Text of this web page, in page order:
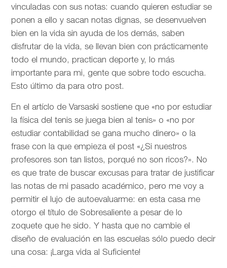
vinculadas con sus notas: cuando quieren estudiar se
ponen a ello y sacan notas dignas, se desenvuelven
bien en la vida sin ayuda de los demás, saben
disfrutar de la vida, se llevan bien con prácticamente
todo el mundo, practican deporte y, lo más
importante para mi, gente que sobre todo escucha.
Esto último da para otro post.
En el artíclo deVarsaski sostiene que «no por estudiar
la física del tenis se juega bien al tenis» o «no por
estudiar contabilidad se gana mucho dinero» o la
frase con la que empieza el post «¿Si nuestros
profesores son tan listos, porqué no son ricos?». No
es que trate de buscar excusas para tratar de justificar
las notas de mi pasado académico, pero me voy a
permitir el lujo de autoevaluarme: en esta casa me
otorgo el título de Sobresaliente a pesar de lo
zoquete que he sido. Y hasta que no cambie el
diseño de evaluación en las escuelas sólo puedo decir
una cosa: ¡Larga vida al Suficiente!